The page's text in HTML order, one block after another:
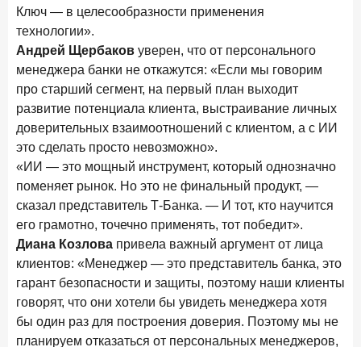
Ключ — в целесообразности применения
технологии».
Андрей Щербаков уверен, что от персонального
менеджера банки не откажутся: «Если мы говорим
про старший сегмент, на первый план выходит
развитие потенциала клиента, выстраивание личных
доверительных взаимоотношений с клиентом, а с ИИ
это сделать просто невозможно».
«ИИ — это мощный инструмент, который однозначно
поменяет рынок. Но это не финальный продукт, —
сказал представитель Т-Банка. — И тот, кто научится
его грамотно, точечно применять, тот победит».
Диана Козлова привела важный аргумент от лица
клиентов: «Менеджер — это представитель банка, это
гарант безопасности и защиты, поэтому наши клиенты
говорят, что они хотели бы увидеть менеджера хотя
бы один раз для построения доверия. Поэтому мы не
планируем отказаться от персональных менеджеров,